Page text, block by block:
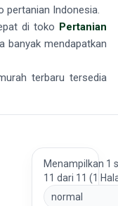
pertanian Indonesia.
di toko Pertanian
banyak mendapatkan
terbaru tersedia
Menampilkan 1
11 dari 11 (1